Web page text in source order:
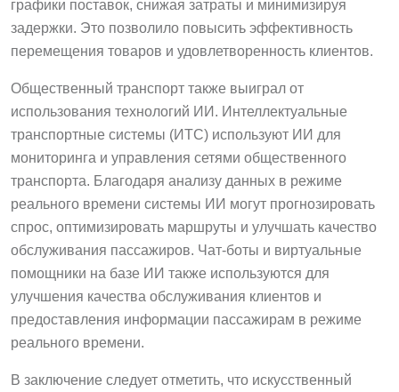
графики поставок, снижая затраты и минимизируя
задержки. Это позволило повысить эффективность
перемещения товаров и удовлетворенность клиентов.
Общественный транспорт также выиграл от
использования технологий ИИ. Интеллектуальные
транспортные системы (ИТС) используют ИИ для
мониторинга и управления сетями общественного
транспорта. Благодаря анализу данных в режиме
реального времени системы ИИ могут прогнозировать
спрос, оптимизировать маршруты и улучшать качество
обслуживания пассажиров. Чат-боты и виртуальные
помощники на базе ИИ также используются для
улучшения качества обслуживания клиентов и
предоставления информации пассажирам в режиме
реального времени.
В заключение следует отметить, что искусственный